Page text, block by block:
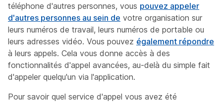
téléphone d'autres personnes, vous pouvez appeler
d'autres personnes au sein de votre organisation sur
leurs numéros de travail, leurs numéros de portable ou
leurs adresses vidéo. Vous pouvez également répondre
à leurs appels. Cela vous donne accès à des
fonctionnalités d'appel avancées, au-delà du simple fait
d'appeler quelqu'un via l'application.
Pour savoir quel service d'appel vous avez été